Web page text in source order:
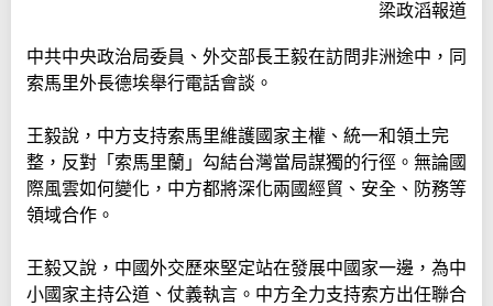
梁政滔報道
中共中央政治局委員、外交部長王毅在訪問非洲途中，同
索馬里外長德埃舉行電話會談。
王毅說，中方支持索馬里維護國家主權、統一和領土完
整，反對「索馬里蘭」勾結台灣當局謀獨的行徑。無論國
際風雲如何變化，中方都將深化兩國經貿、安全、防務等
領域合作。
王毅又說，中國外交歷來堅定站在發展中國家一邊，為中
小國家主持公道、仗義執言。中方全力支持索方出任聯合